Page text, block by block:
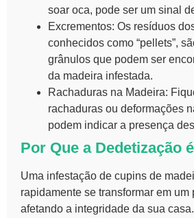
soar oca, pode ser um sinal
Excrementos: Os resíduos
conhecidos como “pellets”,
grânulos que podem ser
da madeira infestada.
Rachaduras na Madeira:
rachaduras ou deformações
podem indicar a presença
Por Que a Dedetização
Uma infestação de cupins de
rapidamente se transformar em um
afetando a integridade da sua